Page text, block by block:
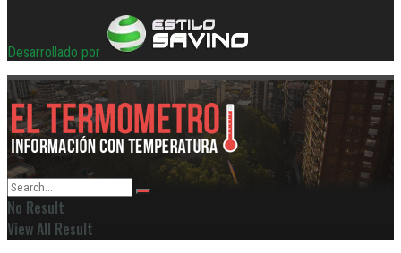
Desarrollado por
No Result
View All Result